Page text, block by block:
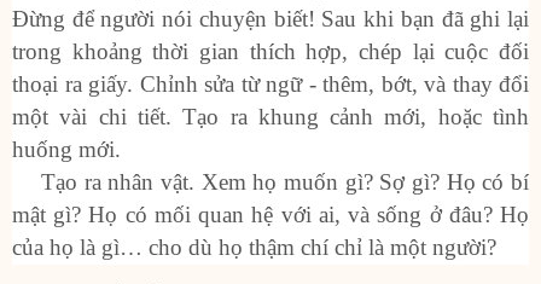
Đừng để người nói chuyện biết! Sau khi bạn đã ghi lại
trong khoảng thời gian thích hợp, chép lại cuộc đối
thoại ra giấy. Chỉnh sửa từ ngữ - thêm, bớt, và thay đổi
một vài chi tiết. Tạo ra khung cảnh mới, hoặc tình
huống mới.
Tạo ra nhân vật. Xem họ muốn gì? Sợ gì? Họ có bí
mật gì? Họ có mối quan hệ với ai, và sống ở đâu? Họ
của họ là gì… cho dù họ thậm chí chỉ là một người?